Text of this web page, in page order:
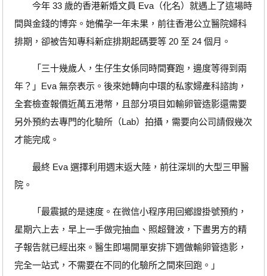
今年 33 歲的香港新婚文員 Eva（化名）就遇上了這場時
間與金錢的博弈。她備孕一年未果，前往香港公立醫院婦科
排期，卻被告知專科新症排期起碼要等 20 至 24 個月。
「三十幾歲人，生仔生女係同時間賽跑，邊度等得到兩
年？」Eva 無奈表示。後來她轉向中環的私家婦產科諮詢，
全套檢查報價近萬五港幣，且部分項目如輸卵管造影還需要
另外預約去專門的化驗所（Lab）拍攝，需要向公司請假幾次
才能完成。
最終 Eva 選擇利用週末返大陸，前往深圳的大型三甲醫
院。
「最震撼的是速度。在微信小程序用回鄉證掛號預約，
星期六上去，早上一手做完抽血、照超聲波，下晝男方的精
子報告就已經出來。醫生即場開單安排下週做輸卵管造影，
完全一站式，不需要在不同的化驗所之間來回跑。」